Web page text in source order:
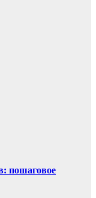
пошаговое